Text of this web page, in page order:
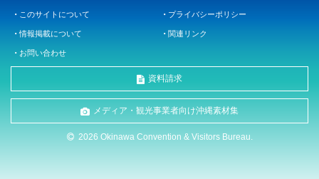
このサイトについて プライバシーポリシー
情報掲載について 関連リンク
お問い合わせ
資料請求
メディア・観光事業者向け沖縄素材集
2026 Okinawa Convention & Visitors Bureau.